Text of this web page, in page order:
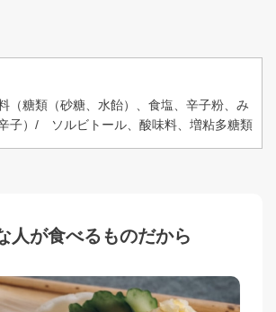
（糖類（砂糖、水飴）、食塩、辛子粉、み
子）/ ソルビトール、酸味料、増粘多糖類
人が食べるものだから